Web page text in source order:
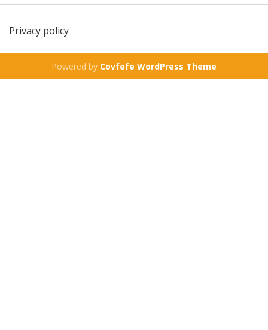
Privacy policy
Powered by Covfefe WordPress Theme